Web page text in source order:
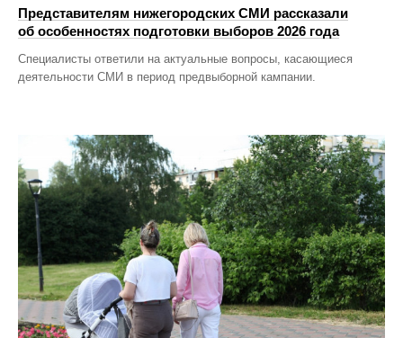
Представителям нижегородских СМИ рассказали
об особенностях подготовки выборов 2026 года
Специалисты ответили на актуальные вопросы, касающиеся
деятельности СМИ в период предвыборной кампании.